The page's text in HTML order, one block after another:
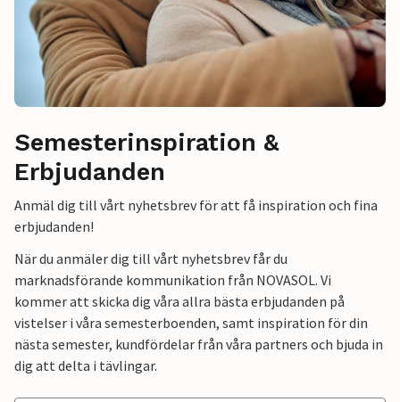
Semesterinspiration &
Erbjudanden
Anmäl dig till vårt nyhetsbrev för att få inspiration och fina
erbjudanden!
När du anmäler dig till vårt nyhetsbrev får du
marknadsförande kommunikation från NOVASOL. Vi
kommer att skicka dig våra allra bästa erbjudanden på
vistelser i våra semesterboenden, samt inspiration för din
nästa semester, kundfördelar från våra partners och bjuda in
dig att delta i tävlingar.